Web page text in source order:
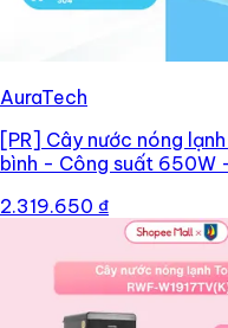
AuraTech
[PR] Cây nước nóng
bình - Công suất 650W
2.319.650 ₫